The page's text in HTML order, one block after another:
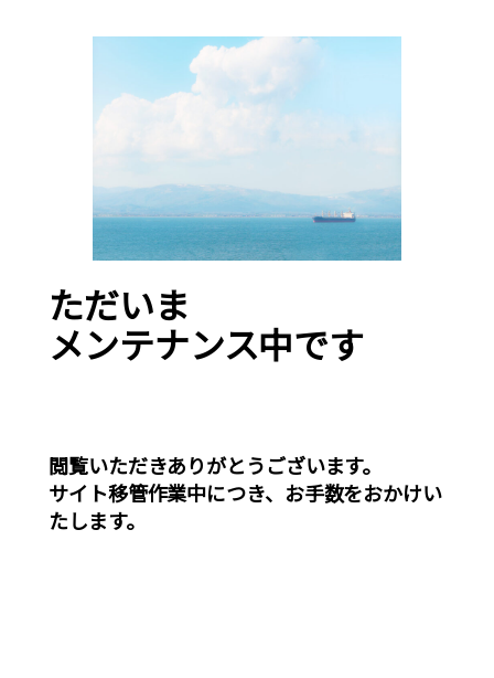
ただいま
メンテナンス中です
閲覧いただきありがとうございます。
サイト移管作業中につき、お手数をおかけい
たします。